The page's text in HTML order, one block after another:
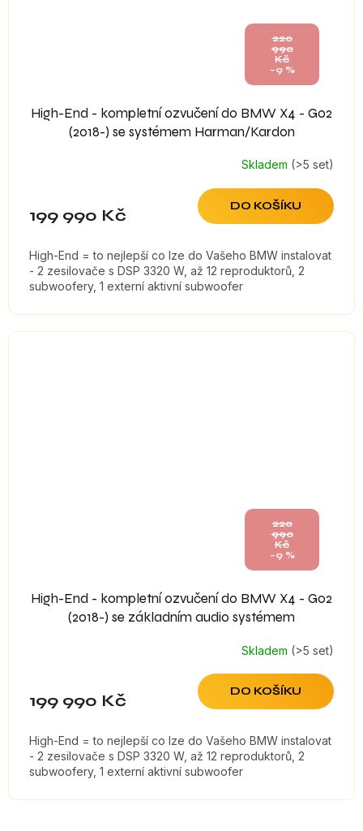
220
990
Kč
–9 %
High-End - kompletní ozvučení do BMW X4 - G02
(2018-) se systémem Harman/Kardon
Skladem (>5 set)
199 990 Kč DO KOŠÍKU
High-End = to nejlepší co lze do Vašeho BMW instalovat
- 2 zesilovače s DSP 3320 W, až 12 reproduktorů, 2
subwoofery, 1 externí aktivní subwoofer
220
990
Kč
–9 %
High-End - kompletní ozvučení do BMW X4 - G02
(2018-) se základním audio systémem
Skladem (>5 set)
199 990 Kč DO KOŠÍKU
High-End = to nejlepší co lze do Vašeho BMW instalovat
- 2 zesilovače s DSP 3320 W, až 12 reproduktorů, 2
subwoofery, 1 externí aktivní subwoofer